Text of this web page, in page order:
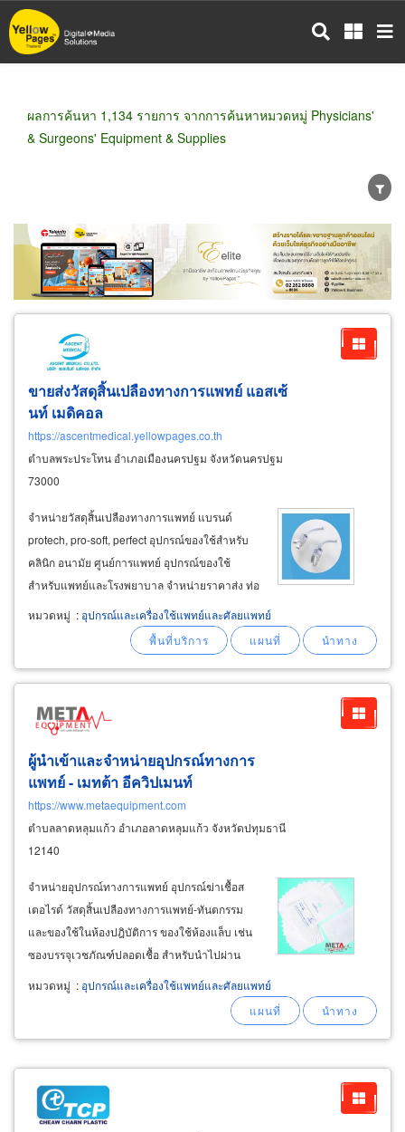
ข้าม
ไป
ผลการค้นหา 1,134 รายการ จากการค้นหาหมวดหมู่ Physicians'
& Surgeons' Equipment & Supplies
ขายส่ง ขายปลีก ผู้ผลิต
ตัวแทนจัดจำหน่าย
ผู้ส่งออก/นำเข้า
ธุรกิจบริการ
ขายส่งวัสดุสิ้นเปลืองทางการแพทย์ แอสเซ้
นท์ เมดิคอล
https://ascentmedical.yellowpages.co.th
ตำบลพระประโทน อำเภอเมืองนครปฐม จังหวัดนครปฐม
73000
จำหน่ายวัสดุสิ้นเปลืองทางการแพทย์ แบรนด์
protech, pro-soft, perfect อุปกรณ์ของใช้สำหรับ
คลินิก อนามัย ศูนย์การแพทย์ อุปกรณ์ของใช้
สำหรับแพทย์และโรงพยาบาล จำหน่ายราคาส่ง ท่อ
เปิดทางเดินหายใจทางปาก guedel airway, หลอด
เจาะคอ tracheostomy tube, แมสออกซิเยนพร้อม
ถุงลม protech, สายสวนปัสสาวะ 2
หมวดหมู่ : อุปกรณ์และเครื่องใช้แพทย์และศัลยแพทย์
ผู้นำเข้าและจำหน่ายอุปกรณ์ทางการ
แพทย์ - เมทต้า อีควิปเมนท์
https://www.metaequipment.com
ตำบลลาดหลุมแก้ว อำเภอลาดหลุมแก้ว จังหวัดปทุมธานี
12140
จำหน่ายอุปกรณ์ทางการแพทย์ อุปกรณ์ฆ่าเชื้อส
เตอไรด์ วัสดุสิ้นเปลืองทางการแพทย์-ทันตกรรม
และของใช้ในห้องปฎิบัติการ ของใช้ห้องแล็บ เช่น
ซองบรรจุเวชภัณฑ์ปลอดเชื้อ สำหรับนำไปผ่าน
กระบวนการฆ่าเชื้อระบบสเตอริไรส์ ถุงกระดาษ
เกรดทางการแพทย์ ชุดทดสอบประสิทธิภาพการ
ทำให้ปราศจากเชื้อ แผ่นตรวจสอบประสิทธิภาพ
การทำให้ปราศจากเชื้อ
หมวดหมู่ : อุปกรณ์และเครื่องใช้แพทย์และศัลยแพทย์